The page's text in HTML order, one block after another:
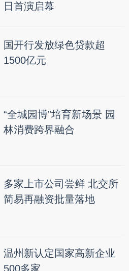
日首演启幕
国开行发放绿色贷款超
1500亿元
“全城园博”培育新场景 园
林消费跨界融合
多家上市公司尝鲜 北交所
简易再融资批量落地
温州新认定国家高新企业
500多家